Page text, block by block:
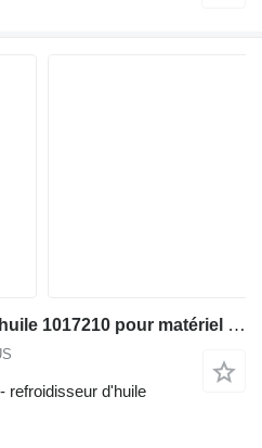
Liebherr Refroidisseur d'huile 1017210 pour matériel de TP Liebherr L580 / L576 / L566
refroidisseur d'huile